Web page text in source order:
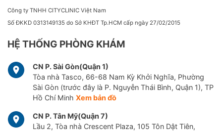
Công ty TNHH CITYCLINIC Việt Nam
Số ĐKKD 0313149135 do Sở KHĐT Tp.HCM cấp ngày 27/02/2015
HỆ THỐNG PHÒNG KHÁM
CN P. Sài Gòn(Quận 1)
Tòa nhà Tasco, 66-68 Nam Kỳ Khởi Nghĩa, Phường
Sài Gòn (trước đây là P. Nguyễn Thái Bình, Quận 1), TP
Hồ Chí Minh Xem bản đồ
CN P. Tân Mỹ(Quận 7)
Lầu 2, Tòa nhà Crescent Plaza, 105 Tôn Dật Tiên,